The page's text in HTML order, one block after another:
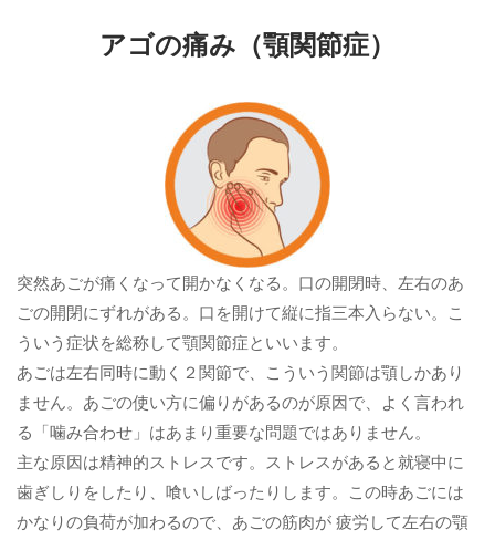
アゴの痛み（顎関節症）
突然あごが痛くなって開かなくなる。口の開閉時、左右のあ
ごの開閉にずれがある。口を開けて縦に指三本入らない。こ
ういう症状を総称して顎関節症といいます。
あごは左右同時に動く２関節で、こういう関節は顎しかあり
ません。あごの使い方に偏りがあるのが原因で、よく言われ
る「噛み合わせ」はあまり重要な問題ではありません。
主な原因は精神的ストレスです。ストレスがあると就寝中に
歯ぎしりをしたり、喰いしばったりします。この時あごには
かなりの負荷が加わるので、あごの筋肉が 疲労して左右の顎